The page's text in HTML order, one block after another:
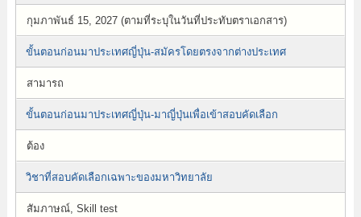
กุมภาพันธ์ 15, 2027 (ตามที่ระบุในวันที่ประทับตราเอกสาร)
ขั้นตอนก่อนมาประเทศญี่ปุ่น-สมัครโดยตรงจากต่างประเทศ
สามารถ
ขั้นตอนก่อนมาประเทศญี่ปุ่น-มาญี่ปุ่นเพื่อเข้าสอบคัดเลือก
ต้อง
วิชาที่สอบคัดเลือกเฉพาะของมหาวิทยาลัย
สัมภาษณ์, Skill test